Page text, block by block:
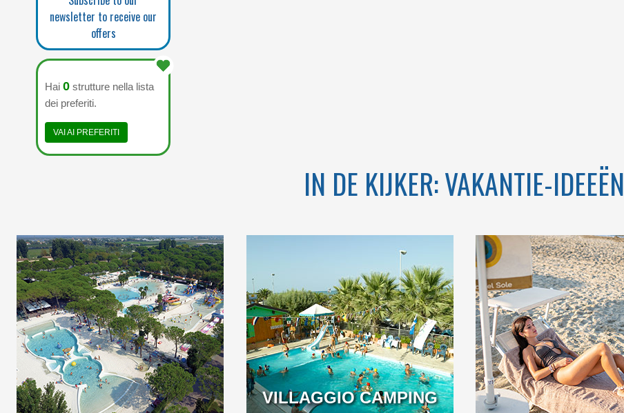
newsletter to receive our
offers
Hai 0 strutture nella lista
dei preferiti.
VAI AI PREFERITI
IN DE KIJKER: VAKANTIE-IDEEËN
GROENRIJK OP MAAR
EEN PAAR STAPPEN
VAN HET BLAUW…
VILLAGGIO CAMPING
WELCOME TO THE
FIRST 5 STAR CAMPING
IN ITALY